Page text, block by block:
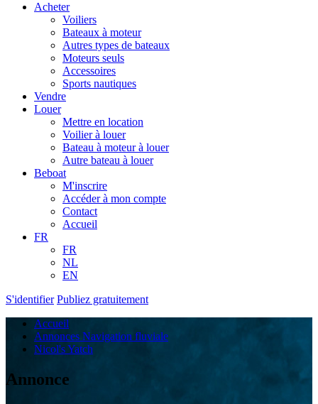
Acheter
Voiliers
Bateaux à moteur
Autres types de bateaux
Moteurs seuls
Accessoires
Sports nautiques
Vendre
Louer
Mettre en location
Voilier à louer
Bateau à moteur à louer
Autre bateau à louer
Beboat
M'inscrire
Accéder à mon compte
Contact
Accueil
FR
FR
NL
EN
S'identifier Publiez gratuitement
Accueil
Annonces Navigation fluviale
Nicol's Yatch
Annonce